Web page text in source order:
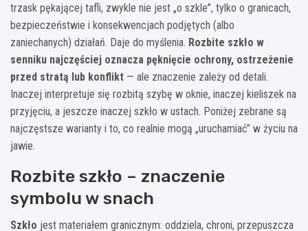
trzask pękającej tafli, zwykle nie jest „o szkle”, tylko o granicach,
bezpieczeństwie i konsekwencjach podjętych (albo
zaniechanych) działań. Daje do myślenia. Rozbite szkło w
senniku najczęściej oznacza pęknięcie ochrony, ostrzeżenie
przed stratą lub konflikt — ale znaczenie zależy od detali.
Inaczej interpretuje się rozbitą szybę w oknie, inaczej kieliszek na
przyjęciu, a jeszcze inaczej szkło w ustach. Poniżej zebrane są
najczęstsze warianty i to, co realnie mogą „uruchamiać” w życiu na
jawie.
Rozbite szkło – znaczenie
symbolu w snach
Szkło jest materiałem granicznym: oddziela, chroni, przepuszcza